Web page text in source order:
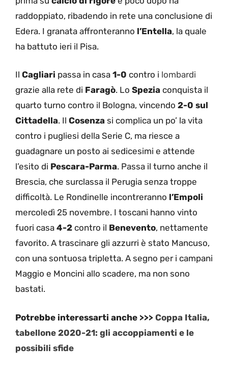
raddoppiato, ribadendo in rete una conclusione di
Edera. I granata affronteranno l’Entella, la quale
ha battuto ieri il Pisa.
Il Cagliari passa in casa 1-0 contro i lombardi
grazie alla rete di Faragò. Lo Spezia conquista il
quarto turno contro il Bologna, vincendo 2-0 sul
Cittadella. Il Cosenza si complica un po’ la vita
contro i pugliesi della Serie C, ma riesce a
guadagnare un posto ai sedicesimi e attende
l’esito di Pescara-Parma. Passa il turno anche il
Brescia, che surclassa il Perugia senza troppe
difficoltà. Le Rondinelle incontreranno l’Empoli
mercoledì 25 novembre. I toscani hanno vinto
fuori casa 4-2 contro il Benevento, nettamente
favorito. A trascinare gli azzurri è stato Mancuso,
con una sontuosa tripletta. A segno per i campani
Maggio e Moncini allo scadere, ma non sono
bastati.
Potrebbe interessarti anche >>> Coppa Italia,
tabellone 2020-21: gli accoppiamenti e le
possibili sfide